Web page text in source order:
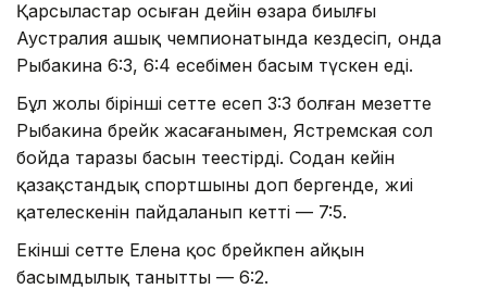
Қарсыластар осыған дейін өзара биылғы
Аустралия ашық чемпионатында кездесіп, онда
Рыбакина 6:3, 6:4 есебімен басым түскен еді.
Бұл жолы бірінші сетте есеп 3:3 болған мезетте
Рыбакина брейк жасағанымен, Ястремская сол
бойда таразы басын теңестірді. Содан кейін
қазақстандық спортшының доп бергенде, жиі
қателескенін пайдаланып кетті — 7:5.
Екінші сетте Елена қос брейкпен айқын
басымдылық танытты — 6:2.